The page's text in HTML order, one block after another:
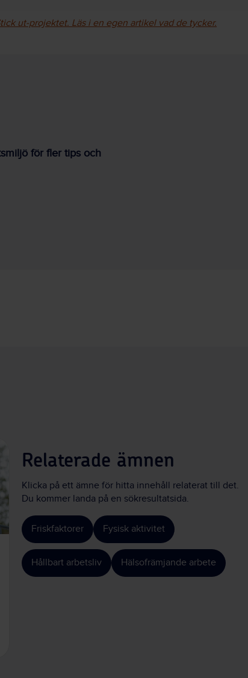
ut-projektet. Läs i en egen artikel vad de tycker.
för fler tips och
Relaterade ämnen
Klicka på ett ämne för hitta innehåll relaterat till det.
Du kommer landa på en sökresultatsida.
Friskfaktorer Fysisk aktivitet
Hållbart arbetsliv Hälsofrämjande arbete